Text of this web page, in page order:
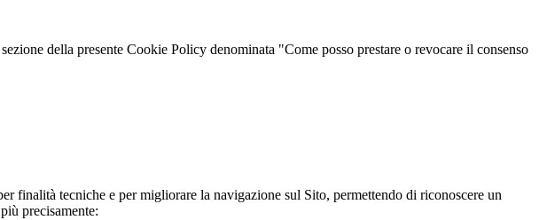
della presente Cookie Policy denominata "Come posso prestare o revocare il consenso
finalità tecniche e per migliorare la navigazione sul Sito, permettendo di riconoscere un
precisamente: